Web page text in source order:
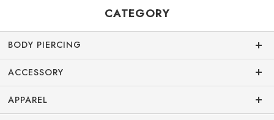
CATEGORY
BODY PIERCING
ACCESSORY
APPAREL